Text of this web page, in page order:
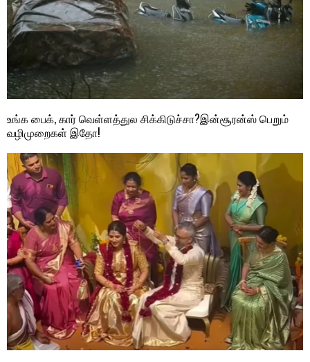
உங்க பைக், கார் வெள்ளத்துல சிக்கிடுச்சா?இன்சூரன்ஸ் பெறும்
வழிமுறைகள் இதோ!